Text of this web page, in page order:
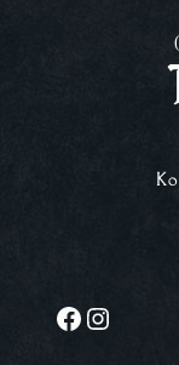
Facebook Instagram